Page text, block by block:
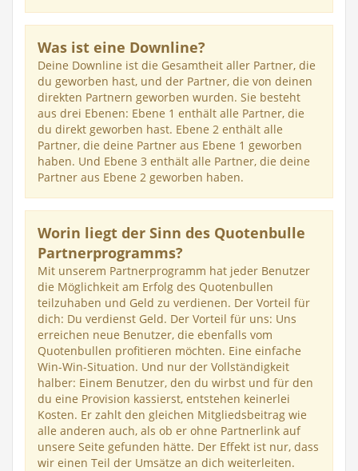
Was ist eine Downline?
Deine Downline ist die Gesamtheit aller Partner, die
du geworben hast, und der Partner, die von deinen
direkten Partnern geworben wurden. Sie besteht
aus drei Ebenen: Ebene 1 enthält alle Partner, die
du direkt geworben hast. Ebene 2 enthält alle
Partner, die deine Partner aus Ebene 1 geworben
haben. Und Ebene 3 enthält alle Partner, die deine
Partner aus Ebene 2 geworben haben.
Worin liegt der Sinn des Quotenbulle
Partnerprogramms?
Mit unserem Partnerprogramm hat jeder Benutzer
die Möglichkeit am Erfolg des Quotenbullen
teilzuhaben und Geld zu verdienen. Der Vorteil für
dich: Du verdienst Geld. Der Vorteil für uns: Uns
erreichen neue Benutzer, die ebenfalls vom
Quotenbullen profitieren möchten. Eine einfache
Win-Win-Situation. Und nur der Vollständigkeit
halber: Einem Benutzer, den du wirbst und für den
du eine Provision kassierst, entstehen keinerlei
Kosten. Er zahlt den gleichen Mitgliedsbeitrag wie
alle anderen auch, als ob er ohne Partnerlink auf
unsere Seite gefunden hätte. Der Effekt ist nur, dass
wir einen Teil der Umsätze an dich weiterleiten.